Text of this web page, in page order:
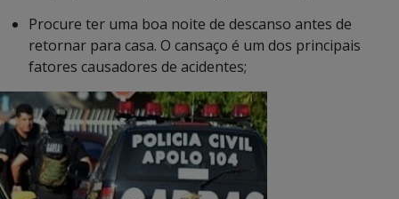
Procure ter uma boa noite de descanso antes de
retornar para casa. O cansaço é um dos principais
fatores causadores de acidentes;